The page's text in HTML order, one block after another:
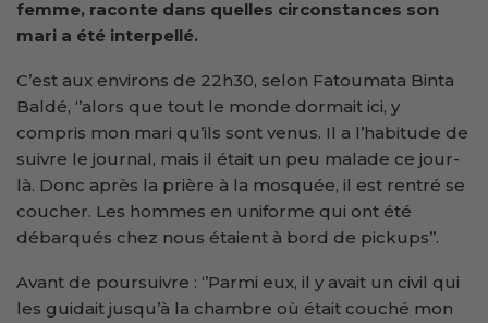
femme, raconte dans quelles circonstances son
mari a été interpellé.
C’est aux environs de 22h30, selon Fatoumata Binta
Baldé, ‘’alors que tout le monde dormait ici, y
compris mon mari qu’ils sont venus. Il a l’habitude de
suivre le journal, mais il était un peu malade ce jour-
là. Donc après la prière à la mosquée, il est rentré se
coucher. Les hommes en uniforme qui ont été
débarqués chez nous étaient à bord de pickups’’.
Avant de poursuivre : ‘’Parmi eux, il y avait un civil qui
les guidait jusqu’à la chambre où était couché mon